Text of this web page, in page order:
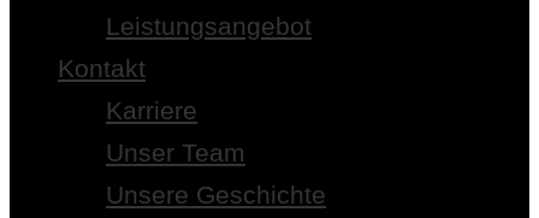
Leistungsangebot
Kontakt
Karriere
Unser Team
Unsere Geschichte